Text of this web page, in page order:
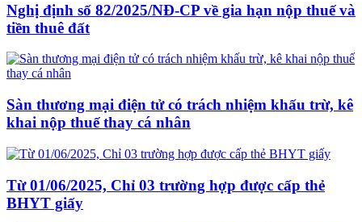
Nghị định số 82/2025/NĐ-CP về gia hạn nộp thuế và
tiền thuê đất
Sàn thương mại điện tử có trách nhiệm khấu trừ, kê
khai nộp thuế thay cá nhân
Từ 01/06/2025, Chỉ 03 trường hợp được cấp thẻ
BHYT giấy